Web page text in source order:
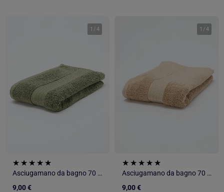
1 /4
Asciugamano da bagno 70 x 130 cm - Kiabi Home
9,00 €
1 /4
Asciugamano da bagno 70 x 130 cm - Kiabi Home
9,00 €